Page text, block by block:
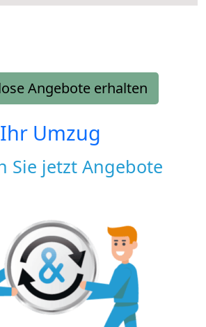
Angebote erhalten
Ihr Umzug
Sie jetzt Angebote